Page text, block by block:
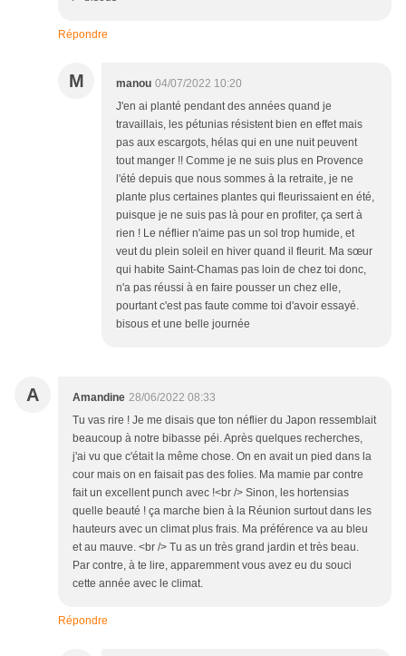
Répondre
M manou 04/07/2022 10:20
J'en ai planté pendant des années quand je
travaillais, les pétunias résistent bien en effet mais
pas aux escargots, hélas qui en une nuit peuvent
tout manger !! Comme je ne suis plus en Provence
l'été depuis que nous sommes à la retraite, je ne
plante plus certaines plantes qui fleurissaient en été,
puisque je ne suis pas là pour en profiter, ça sert à
rien ! Le néflier n'aime pas un sol trop humide, et
veut du plein soleil en hiver quand il fleurit. Ma sœur
qui habite Saint-Chamas pas loin de chez toi donc,
n'a pas réussi à en faire pousser un chez elle,
pourtant c'est pas faute comme toi d'avoir essayé.
bisous et une belle journée
A Amandine 28/06/2022 08:33
Tu vas rire ! Je me disais que ton néflier du Japon ressemblait
beaucoup à notre bibasse péi. Après quelques recherches,
j'ai vu que c'était la même chose. On en avait un pied dans la
cour mais on en faisait pas des folies. Ma mamie par contre
fait un excellent punch avec !<br /> Sinon, les hortensias
quelle beauté ! ça marche bien à la Réunion surtout dans les
hauteurs avec un climat plus frais. Ma préférence va au bleu
et au mauve. <br /> Tu as un très grand jardin et très beau.
Par contre, à te lire, apparemment vous avez eu du souci
cette année avec le climat.
Répondre